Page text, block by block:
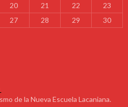
20 21 22
23
27 28 29
30
de la Nueva Escuela Lacaniana.